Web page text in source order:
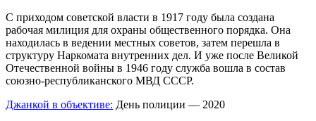
С приходом советской власти в 1917 году была создана
рабочая милиция для охраны общественного порядка. Она
находилась в ведении местных советов, затем перешла в
структуру Наркомата внутренних дел. И уже после Великой
Отечественной войны в 1946 году служба вошла в состав
союзно-республиканского МВД СССР.
Джанкой в объективе: День полиции — 2020